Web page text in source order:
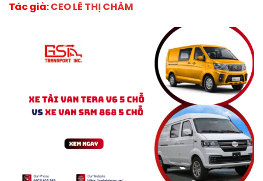
Tác giả: CEO LÊ THỊ CHÂM